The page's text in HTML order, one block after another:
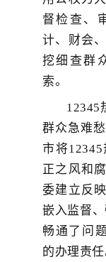
督检查、
计、财会
挖细查群
索。
12345
群众急难
市将
正之风和
委建立反
嵌入监督
畅通了问
的办理责任